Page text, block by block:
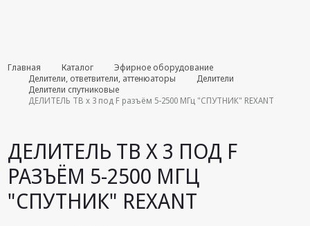
Комплекты
августа
Эфирное
Android TV
приставки
Блоки питания,
Сетевые
адаптеры
Главная Каталог
Эфирное оборудование
Делители, ответвители, аттенюаторы
Делители
Делители спутниковые
ДЕЛИТЕЛЬ ТВ х 3 под F разъём 5-2500 МГц "СПУТНИК" REXANT
ДЕЛИТЕЛЬ ТВ Х 3 ПОД F
РАЗЪЁМ 5-2500 МГЦ
"СПУТНИК" REXANT